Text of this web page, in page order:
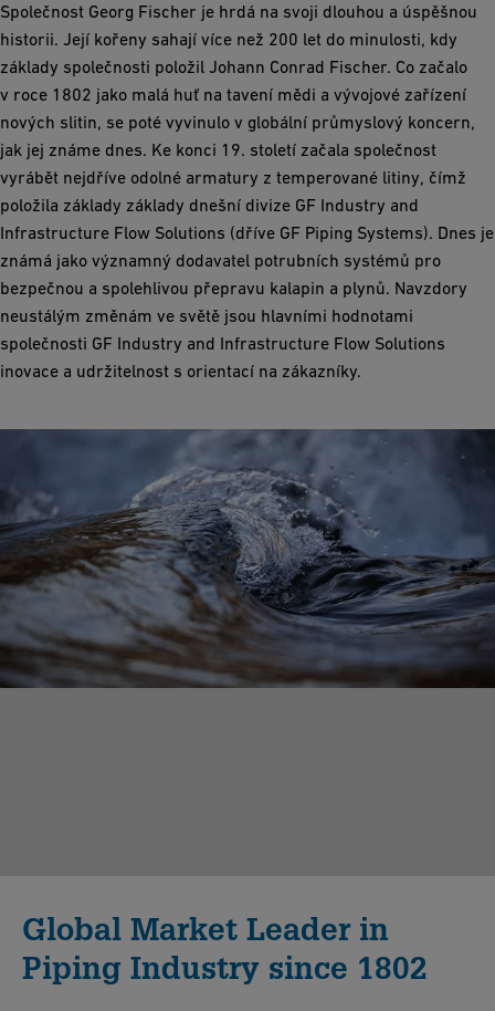
Společnost Georg Fischer je hrdá na svoji dlouhou a úspěšnou
historii. Její kořeny sahají více než 200 let do minulosti, kdy
základy společnosti položil Johann Conrad Fischer. Co začalo
v roce 1802 jako malá huť na tavení mědi a vývojové zařízení
nových slitin, se poté vyvinulo v globální průmyslový koncern,
jak jej známe dnes. Ke konci 19. století začala společnost
vyrábět nejdříve odolné armatury z temperované litiny, čímž
položila základy základy dnešní divize GF Industry and
Infrastructure Flow Solutions (dříve GF Piping Systems). Dnes je
známá jako významný dodavatel potrubních systémů pro
bezpečnou a spolehlivou přepravu kalapin a plynů. Navzdory
neustálým změnám ve světě jsou hlavními hodnotami
společnosti GF Industry and Infrastructure Flow Solutions
inovace a udržitelnost s orientací na zákazníky.
Global Market Leader in
Piping Industry since 1802